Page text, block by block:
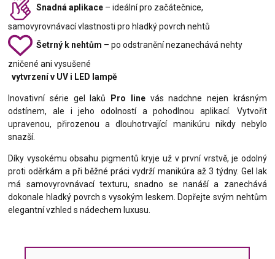
Snadná aplikace – ideální pro začátečnice,
samovyrovnávací vlastnosti pro hladký povrch nehtů
Šetrný k nehtům – po odstranění nezanechává nehty
zničené ani vysušené
vytvrzení v UV i LED lampě
Inovativní série gel laků Pro linevás nadchne nejen krásným
odstínem, ale i jeho odolností a pohodlnou aplikací. Vytvořit
upravenou, přirozenou a dlouhotrvající manikúru nikdy nebylo
snazší.
Díky vysokému obsahu pigmentů kryje už v první vrstvě, je odolný
proti oděrkám a při běžné práci vydrží manikúra až 3 týdny. Gel lak
má samovyrovnávací texturu, snadno se nanáší a zanechává
dokonale hladký povrch s vysokým leskem. Dopřejte svým nehtům
elegantní vzhled s nádechem luxusu.